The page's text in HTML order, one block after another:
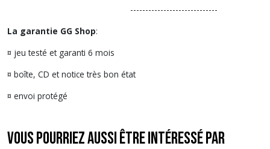
-----------------------------
La garantie GG Shop:
¤ jeu testé et garanti 6 mois
¤ boîte, CD et notice très bon état
¤ envoi protégé
Vous pourriez aussi être intéressé par